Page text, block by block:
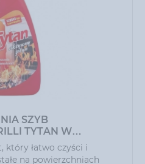
SZYB
TYTAN W
który łatwo czyści i
na powierzchniach